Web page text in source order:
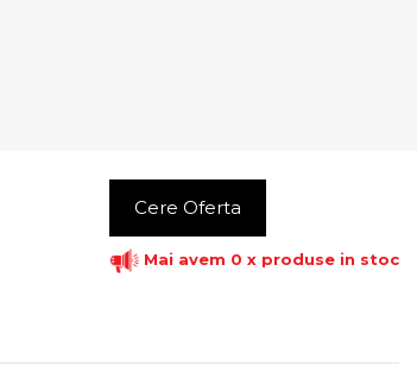
Cere Oferta
Mai avem 0 x produse in stoc